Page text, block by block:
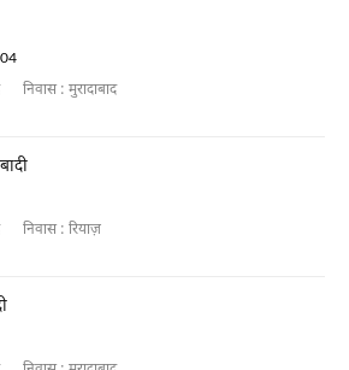
निवास : मुरादाबाद
निवास : रियाज़